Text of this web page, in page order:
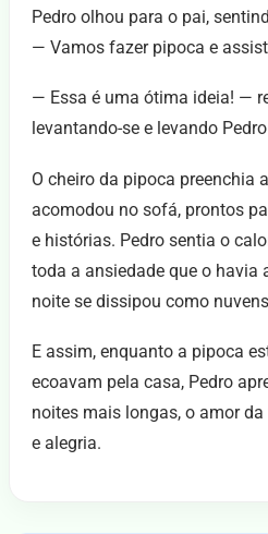
Pedro olhou para o pai,
— Vamos fazer pipoca e
— Essa é uma ótima ideia! —
levantando-se e levando
O cheiro da pipoca preenchia
acomodou no sofá, prontos
e histórias. Pedro sentia o
toda a ansiedade que o havia
noite se dissipou como
E assim, enquanto a pipoca
ecoavam pela casa, Pedro
noites mais longas, o amor
e alegria.